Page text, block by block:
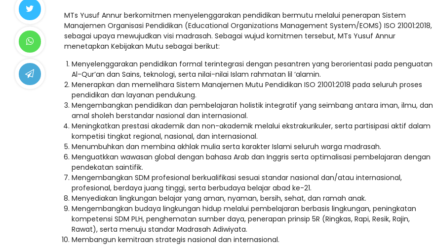
MTs Yusuf Annur berkomitmen menyelenggarakan pendidikan bermutu melalui penerapan Sistem
Manajemen Organisasi Pendidikan (Educational Organizations Management System/EOMS) ISO 21001:2018,
sebagai upaya mewujudkan visi madrasah. Sebagai wujud komitmen tersebut, MTs Yusuf Annur
menetapkan Kebijakan Mutu sebagai berikut:
Menyelenggarakan pendidikan formal terintegrasi dengan pesantren yang berorientasi pada penguatan
Al-Qur’an dan Sains, teknologi, serta nilai-nilai Islam rahmatan lil ‘alamin.
Menerapkan dan memelihara Sistem Manajemen Mutu Pendidikan ISO 21001:2018 pada seluruh proses
pendidikan dan layanan pendukung.
Mengembangkan pendidikan dan pembelajaran holistik integratif yang seimbang antara iman, ilmu, dan
amal sholeh berstandar nasional dan internasional.
Meningkatkan prestasi akademik dan non-akademik melalui ekstrakurikuler, serta partisipasi aktif dalam
kompetisi tingkat regional, nasional, dan internasional.
Menumbuhkan dan membina akhlak mulia serta karakter Islami seluruh warga madrasah.
Menguatkkan wawasan global dengan bahasa Arab dan Inggris serta optimalisasi pembelajaran dengan
pendekatan saintifik.
Mengembangkan SDM profesional berkualifikasi sesuai standar nasional dan/atau internasional,
profesional, berdaya juang tinggi, serta berbudaya belajar abad ke-21.
Menyediakan lingkungan belajar yang aman, nyaman, bersih, sehat, dan ramah anak.
Mengembangkan budaya lingkungan hidup melalui pembelajaran berbasis lingkungan, peningkatan
kompetensi SDM PLH, penghematan sumber daya, penerapan prinsip 5R (Ringkas, Rapi, Resik, Rajin,
Rawat), serta menuju standar Madrasah Adiwiyata.
Membangun kemitraan strategis nasional dan internasional.